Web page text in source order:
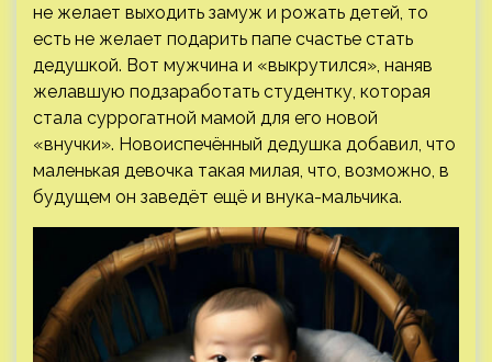
не желает выходить замуж и рожать детей, то
есть не желает подарить папе счастье стать
дедушкой. Вот мужчина и «выкрутился», наняв
желавшую подзаработать студентку, которая
стала суррогатной мамой для его новой
«внучки». Новоиспечённый дедушка добавил, что
маленькая девочка такая милая, что, возможно, в
будущем он заведёт ещё и внука-мальчика.